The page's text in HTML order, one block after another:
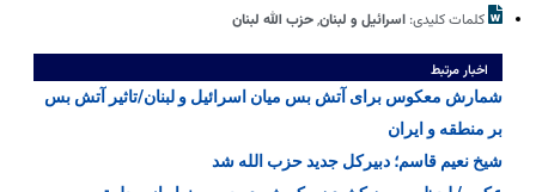
کلمات کلیدی: اسرائیل و لبنان,حزب الله لبنان
اخبار مرتبط
شمارش معکوس برای آتش‌ بس میان اسرائیل و لبنان/تاثیر آتش بس
بر منطقه و ایران
شیخ نعیم قاسم؛ دبیرکل جدید حزب الله شد